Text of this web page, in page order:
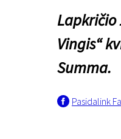
Arturas
Lapkričio
Vingis“
Summa.
Pasidalink